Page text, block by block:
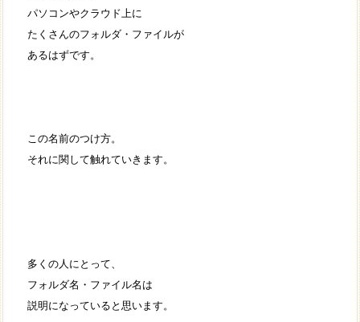
パソコンやクラウド上に
たくさんのフォルダ・ファイルが
あるはずです。
この名前のつけ方。
それに関して触れていきます。
多くの人にとって、
フォルダ名・ファイル名は
説明になっていると思います。